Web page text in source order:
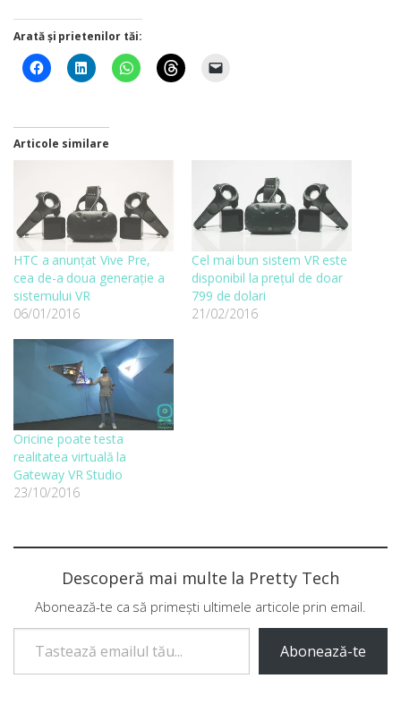
Arată și prietenilor tăi:
Articole similare
HTC a anunțat Vive Pre,
cea de-a doua generaţie a
sistemului VR
06/01/2016
Cel mai bun sistem VR este
disponibil la prețul de doar
799 de dolari
21/02/2016
Oricine poate testa
realitatea virtuală la
Gateway VR Studio
23/10/2016
Descoperă mai multe la Pretty Tech
Abonează-te ca să primești ultimele articole prin email.
Tastează emailul tău...
Abonează-te